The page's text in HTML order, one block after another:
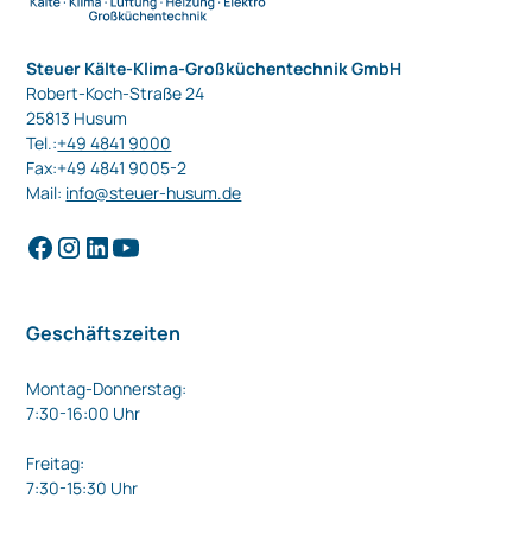
Steuer Kälte-Klima-Großküchentechnik GmbH
Robert-Koch-Straße 24
25813 Husum
Tel.:+49 4841 9000
Fax:+49 4841 9005-2
Mail: info@steuer-husum.de
Geschäftszeiten
Montag-Donnerstag:
7:30-16:00 Uhr
Freitag:
7:30-15:30 Uhr